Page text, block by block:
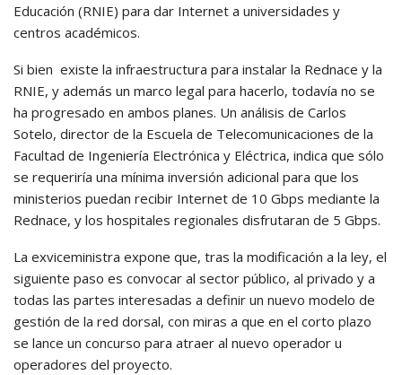
Educación (RNIE) para dar Internet a universidades y
centros académicos.
Si bien existe la infraestructura para instalar la Rednace y la
RNIE, y además un marco legal para hacerlo, todavía no se
ha progresado en ambos planes. Un análisis de Carlos
Sotelo, director de la Escuela de Telecomunicaciones de la
Facultad de Ingeniería Electrónica y Eléctrica, indica que sólo
se requeriría una mínima inversión adicional para que los
ministerios puedan recibir Internet de 10 Gbps mediante la
Rednace, y los hospitales regionales disfrutaran de 5 Gbps.
La exviceministra expone que, tras la modificación a la ley, el
siguiente paso es convocar al sector público, al privado y a
todas las partes interesadas a definir un nuevo modelo de
gestión de la red dorsal, con miras a que en el corto plazo
se lance un concurso para atraer al nuevo operador u
operadores del proyecto.